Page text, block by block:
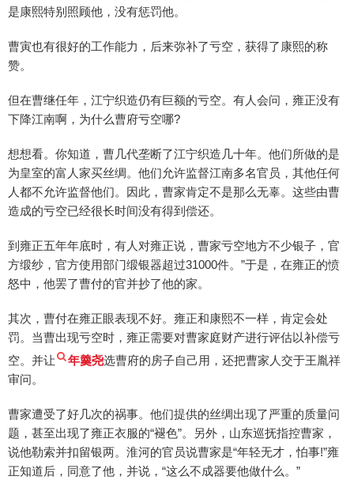
是康熙特别照顾他，没有惩罚他。
曹寅也有很好的工作能力，后来弥补了亏空，获得了康熙的称
赞。
但在曹继任年，江宁织造仍有巨额的亏空。有人会问，雍正没有
下降江南啊，为什么曹府亏空哪?
想想看。你知道，曹几代垄断了江宁织造几十年。他们所做的是
为皇室的富人家买丝绸。他们允许监督江南多名官员，其他任何
人都不允许监督他们。因此，曹家肯定不是那么无辜。这些由曹
造成的亏空已经很长时间没有得到偿还。
到雍正五年年底时，有人对雍正说，曹家亏空地方不少银子，官
方缎纱，官方使用部门缎银器超过31000件。”于是，在雍正的愤
怒中，他罢了曹付的官并抄了他的家。
其次，曹付在雍正眼表现不好。雍正和康熙不一样，肯定会处
罚。当曹出现亏空时，雍正需要对曹家庭财产进行评估以补偿亏
空。并让
年羹尧选曹府的房子自己用，还把曹家人交于王胤祥
审问。
曹家遭受了好几次的祸事。他们提供的丝绸出现了严重的质量问
题，甚至出现了雍正衣服的“褪色”。另外，山东巡抚指控曹家，
说他勒索并扣留银两。淮河的官员说曹家是“年轻无才，怕事!”雍
正知道后，同意了他，并说，“这么不成器要他做什么。”